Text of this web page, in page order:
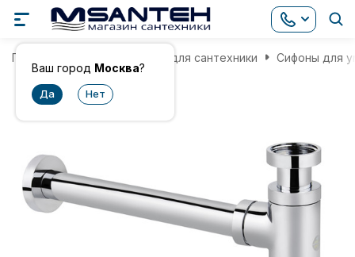
Ваш город Москва?
Главная Комплектующие для сантехники Сифоны для